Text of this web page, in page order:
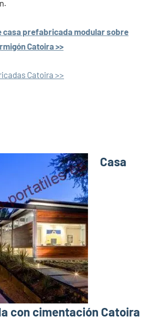
casa prefabricada modular sobre
Catoira >>
Catoira >>
Casa
con cimentación Catoira